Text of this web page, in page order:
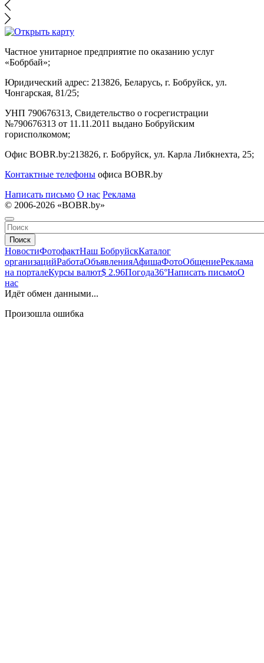
Частное унитарное предприятие по оказанию услуг
«Бобрбай»;
Юридический адрес: 213826, Беларусь, г. Бобруйск, ул.
Чонгарская, 81/25;
УНП 790676313, Свидетельство о госрегистрации
№790676313 от 11.11.2011 выдано Бобруйским
горисполкомом;
Офис BOBR.by:213826, г. Бобруйск, ул. Карла Либкнехта, 25;
Контактные телефоны офиса BOBR.by
Написать письмо О нас Реклама
© 2006-2026 «BOBR.by»
Поиск
НовостиФотофактНаш БобруйскКаталог
организацийРаботаОбъявленияАфишаФотоОбщениеРеклама
на порталеКурсы валют$ 2.96Погода36°Написать письмоО
нас
Идёт обмен данными...
Произошла ошибка